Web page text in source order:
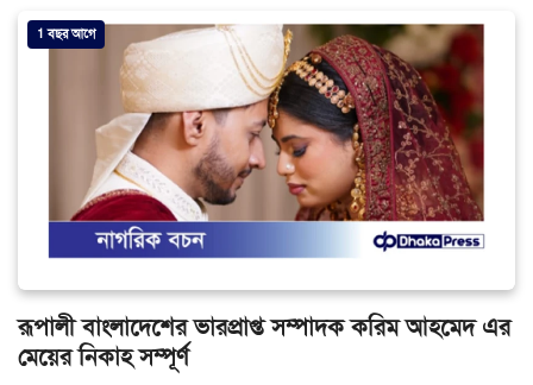
1 বছর আগে
রূপালী বাংলাদেশের ভারপ্রাপ্ত সম্পাদক করিম আহমেদ এর
মেয়ের নিকাহ সম্পূর্ণ